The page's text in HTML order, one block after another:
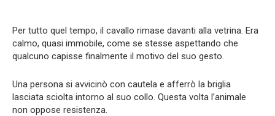
Per tutto quel tempo, il cavallo rimase davanti alla vetrina. Era
calmo, quasi immobile, come se stesse aspettando che
qualcuno capisse finalmente il motivo del suo gesto.
Una persona si avvicinò con cautela e afferrò la briglia
lasciata sciolta intorno al suo collo. Questa volta l’animale
non oppose resistenza.